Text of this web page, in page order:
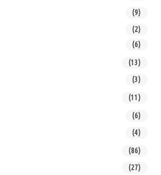
(9)
(2)
(6)
(13)
(3)
(11)
(6)
(4)
(86)
(27)